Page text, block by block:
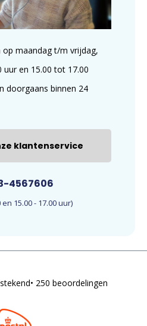
op maandag t/m vrijdag,
uur en 15.00 tot 17.00
doorgaans binnen 24
klantenservice
4567606
en 15.00 - 17.00 uur)
• 250 beoordelingen